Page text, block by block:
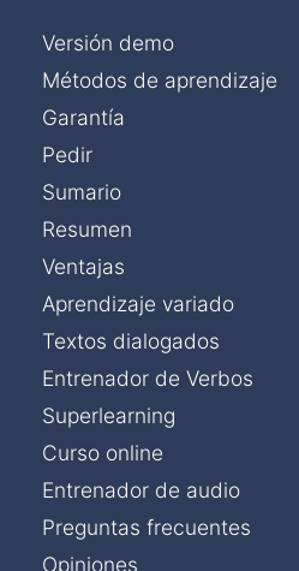
Versión demo
Métodos de aprendizaje
Garantía
Pedir
Sumario
Resumen
Ventajas
Aprendizaje variado
Textos dialogados
Entrenador de Verbos
Superlearning
Curso online
Entrenador de audio
Preguntas frecuentes
Opiniones